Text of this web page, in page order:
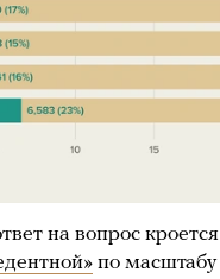
на вопрос кроется
по масштабу